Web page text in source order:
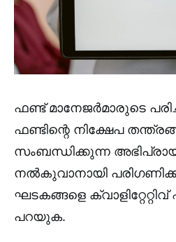
ഫണ്ട് മാനേജർമാരുടെ
ഫണ്ടിന്റെ നിക്ഷേപ
സംബന്ധിക്കുന്ന
നൽകുവാനായി
ഘടകങ്ങളെ
പറയുക.